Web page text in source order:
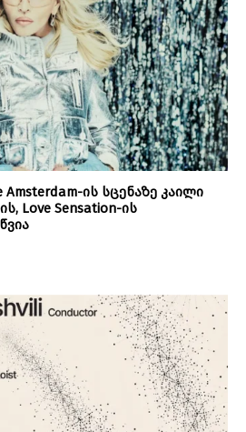
Amsterdam-ის სცენაზე კაილი
Love Sensation-ის